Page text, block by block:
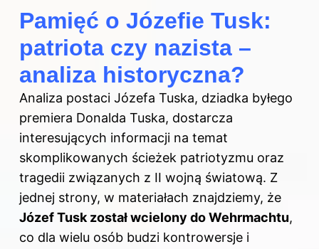
Pamięć o Józefie Tusk:
patriota czy nazista –
analiza historyczna?
Analiza postaci Józefa Tuska, dziadka byłego
premiera Donalda Tuska, dostarcza
interesujących informacji na temat
skomplikowanych ścieżek patriotyzmu oraz
tragedii związanych z II wojną światową. Z
jednej strony, w materiałach znajdziemy, że
Józef Tusk został wcielony do Wehrmachtu,
co dla wielu osób budzi kontrowersje i